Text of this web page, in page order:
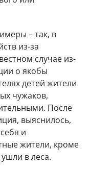
– так, в
из-за
случае из-
о якобы
детей жители
чужаков,
После
выяснилось,
и
жители, кроме
в леса.